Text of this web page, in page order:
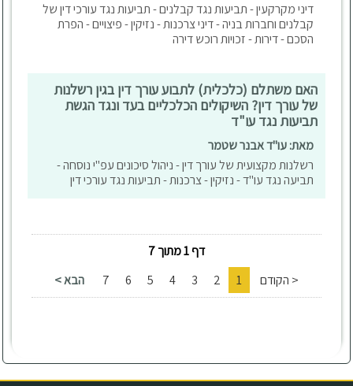
דיני מקרקעין - תביעות נגד קבלנים - תביעות נגד עורכי דין של
קבלנים וחברות בניה - דיני צרכנות - נזיקין - פיצויים - הפרת
הסכם - דירות - זכויות רוכש דירה
האם משתלם (כלכלית) לתבוע עורך דין בגין רשלנות
של עורך דין? השיקולים הכלכליים בעד ונגד הגשת
תביעות נגד עו"ד
מאת: עו"ד אבנר שטמר
רשלנות מקצועית של עורך דין - ניהול סיכונים עפ"י נוסחה -
תביעה נגד עו"ד - נזיקין - צרכנות - תביעות נגד עורכי דין
דף 1 מתוך 7
< הקודם
1
2
3
4
5
6
7 הבא >